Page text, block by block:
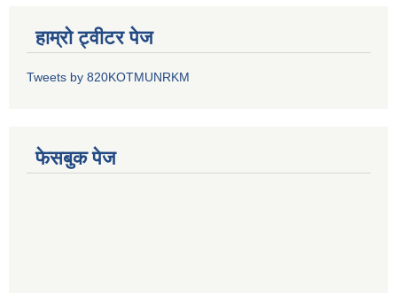
हाम्रो ट्वीटर पेज
Tweets by 820KOTMUNRKM
फेसबुक पेज